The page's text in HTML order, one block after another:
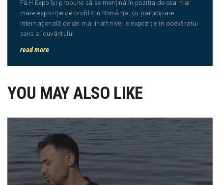
F&H Expo își propune să se mențină în poziția de cea mai
mare expoziție de profil din România, cu participare
internațională de cel mai înalt nivel, o expoziție în adevăratul
sens al cuvântului.
read more
YOU MAY ALSO LIKE